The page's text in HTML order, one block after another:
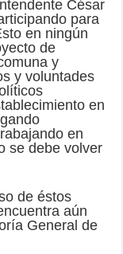
César
para
en ningún
de
y
y voluntades
en
en
se debe volver
de éstos
aún
General de